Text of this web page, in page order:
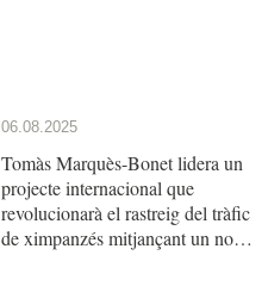
06.08.2025
Tomàs Marquès-Bonet lidera un
projecte internacional que
revolucionarà el rastreig del tràfic
de ximpanzés mitjançant un nou